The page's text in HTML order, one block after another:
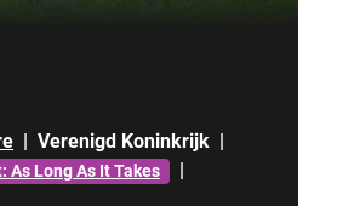
| Verenigd Koninkrijk |
As Long As It Takes
|